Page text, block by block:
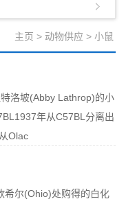
主页 > 动物供应 > 小鼠
洛坡(Abby Lathrop)的小
年从C57BL分离出
Olac
希尔(Ohio)处购得的白化